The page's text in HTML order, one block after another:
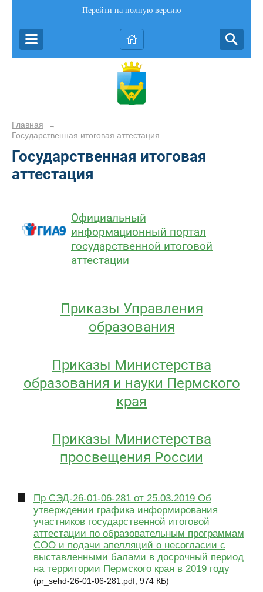
Перейти на полную версию
Главная →
Государственная итоговая аттестация
Государственная итоговая
аттестация
Официальный
информационный портал
государственной итоговой
аттестации
Приказы Управления
образования
Приказы Министерства
образования и науки Пермского
края
Приказы Министерства
просвещения России
Пр СЭД-26-01-06-281 от 25.03.2019 Об
утверждении графика информирования
участников государственной итоговой
аттестации по образовательным программам
СОО и подачи апелляций о несогласии с
выставленными балами в досрочный период
на территории Пермского края в 2019 году
(pr_sehd-26-01-06-281.pdf, 974 КБ)